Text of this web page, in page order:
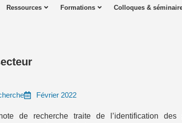
Ressources Formations Colloques &
Février 2022
de recherche traite de l’identification des